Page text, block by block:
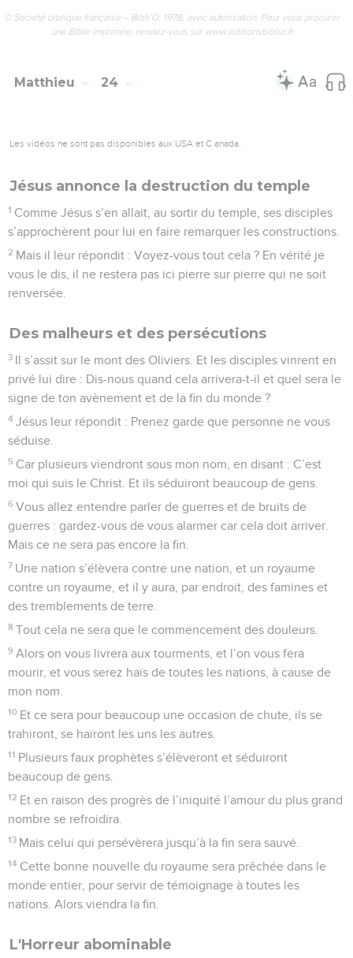
© Société biblique française – Bibli’O, 1978, avec autorisation. Pour vous procurer
une Bible imprimée, rendez-vous sur www.editionsbiblio.fr
Matthieu 24
Les vidéos ne sont pas disponibles aux USA et C anada.
Jésus annonce la destruction du temple
1 Comme Jésus s’en allait, au sortir du temple, ses disciples
s’approchèrent pour lui en faire remarquer les constructions.
2 Mais il leur répondit : Voyez-vous tout cela ? En vérité je
vous le dis, il ne restera pas ici pierre sur pierre qui ne soit
renversée.
Des malheurs et des persécutions
3 Il s’assit sur le mont des Oliviers. Et les disciples vinrent en
privé lui dire : Dis-nous quand cela arrivera-t-il et quel sera le
signe de ton avènement et de la fin du monde ?
4 Jésus leur répondit : Prenez garde que personne ne vous
séduise.
5 Car plusieurs viendront sous mon nom, en disant : C’est
moi qui suis le Christ. Et ils séduiront beaucoup de gens.
6 Vous allez entendre parler de guerres et de bruits de
guerres : gardez-vous de vous alarmer car cela doit arriver.
Mais ce ne sera pas encore la fin.
7 Une nation s’élèvera contre une nation, et un royaume
contre un royaume, et il y aura, par endroit, des famines et
des tremblements de terre.
8 Tout cela ne sera que le commencement des douleurs.
9 Alors on vous livrera aux tourments, et l’on vous fera
mourir, et vous serez haïs de toutes les nations, à cause de
mon nom.
10 Et ce sera pour beaucoup une occasion de chute, ils se
trahiront, se haïront les uns les autres.
11 Plusieurs faux prophètes s’élèveront et séduiront
beaucoup de gens.
12 Et en raison des progrès de l’iniquité l’amour du plus grand
nombre se refroidira.
13 Mais celui qui persévèrera jusqu’à la fin sera sauvé.
14 Cette bonne nouvelle du royaume sera prêchée dans le
monde entier, pour servir de témoignage à toutes les
nations. Alors viendra la fin.
L'Horreur abominable